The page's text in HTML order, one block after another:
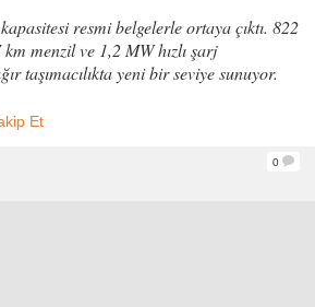
resmi belgelerle ortaya çıktı. 822
menzil ve 1,2 MW hızlı şarj
taşımacılıkta yeni bir seviye sunuyor.
Et
0